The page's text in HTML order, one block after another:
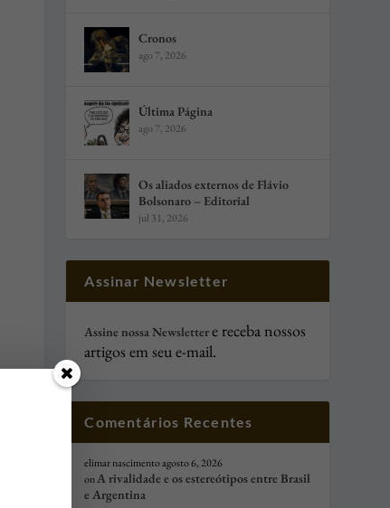
Cronos
ago 7, 2026
Última Página
ago 7, 2026
Os aliados externos de Flávio
Bolsonaro – Editorial
jul 31, 2026
Assinar Newsletter
Assine nossa Newslettere receba nossos
artigos em seu e-mail.
Comentários Recentes
elimar nascimentoagosto 6, 2026
onA rivalidade e os estereótipos entre Brasil
e Argentina